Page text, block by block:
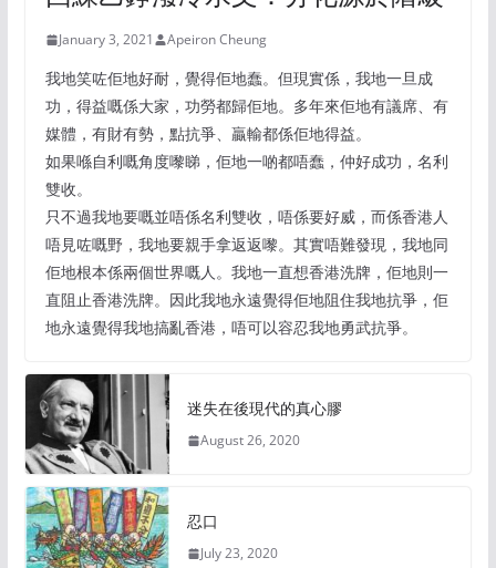
January 3, 2021 Apeiron Cheung
我地笑咗佢地好耐，覺得佢地蠢。但現實係，我地一旦成
功，得益嘅係大家，功勞都歸佢地。多年來佢地有議席、有
媒體，有財有勢，點抗爭、贏輸都係佢地得益。
如果喺自利嘅角度嚟睇，佢地一啲都唔蠢，仲好成功，名利
雙收。
只不過我地要嘅並唔係名利雙收，唔係要好威，而係香港人
唔見咗嘅野，我地要親手拿返返嚟。其實唔難發現，我地同
佢地根本係兩個世界嘅人。我地一直想香港洗牌，佢地則一
直阻止香港洗牌。因此我地永遠覺得佢地阻住我地抗爭，佢
地永遠覺得我地搞亂香港，唔可以容忍我地勇武抗爭。
迷失在後現代的真心膠
August 26, 2020
忍口
July 23, 2020